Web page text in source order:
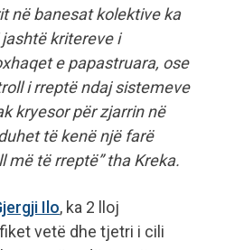
në banesat kolektive ka
kritereve i
e papastruara, ose
i rreptë ndaj sistemeve
kryesor për zjarrin në
të kenë një farë
më të rreptë” tha Kreka.
Ilo, ka 2 lloj
vetë dhe tjetri i cili